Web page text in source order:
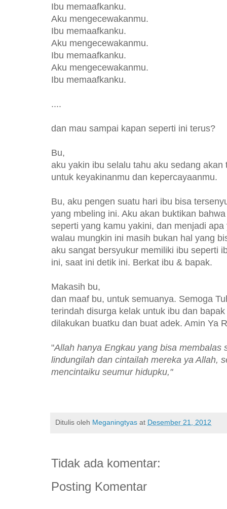
Ibu memaafkanku.
Aku mengecewakanmu.
Ibu memaafkanku.
Aku mengecewakanmu.
Ibu memaafkanku.
Aku mengecewakanmu.
Ibu memaafkanku.
....
dan mau sampai kapan seperti ini terus?
Bu,
aku yakin ibu selalu tahu aku sedang akan
untuk keyakinanmu dan kepercayaanmu.
Bu, aku pengen suatu hari ibu bisa
yang mbeling ini. Aku akan buktikan
seperti yang kamu yakini, dan menjadi
walau mungkin ini masih bukan hal yang
aku sangat bersyukur memiliki ibu seperti
ini, saat ini detik ini. Berkat ibu & bapak.
Makasih bu,
dan maaf bu, untuk semuanya. Semoga
terindah disurga kelak untuk ibu dan
dilakukan buatku dan buat adek. Amin Ya
"Allah hanya Engkau yang bisa membalas
lindungilah dan cintailah mereka ya Allah,
mencintaiku seumur hidupku,"
Ditulis oleh Meganingtyas at Desember 21, 2012
Tidak ada komentar:
Posting Komentar